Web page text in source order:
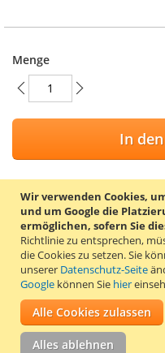
Wir verwenden Cookies,
und um Google die
ermöglichen, sofern Sie
Richtlinie zu entsprechen,
die Cookies zu setzen.Sie
unserer Datenschutz-Seite
Google können Sie hier
Alle Cookies zulassen
Alles ablehnen
Menge
In
ZUR
ZUR
Trendy8 Displayschutz-Set
enthält 2
Karte zum Entfernen von
Displayschutzfolie.